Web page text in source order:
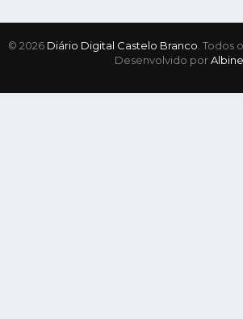
© 2026 Diário Digital Castelo Branco. Todos
Desenvolvido por